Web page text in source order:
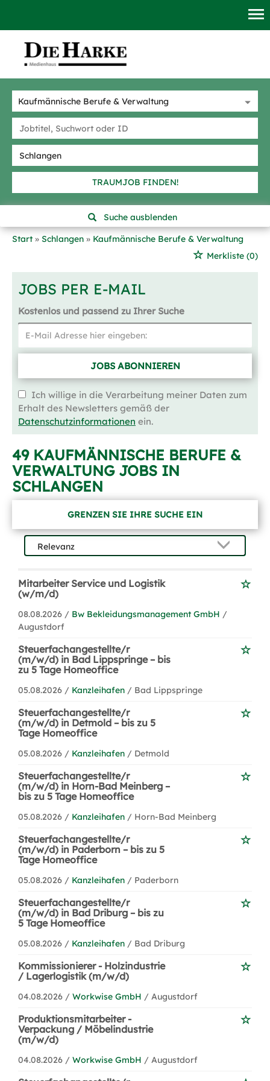
TRAUMJOB FINDEN!
Suche ausblenden
Start
Schlangen
Kaufmännische Berufe & Verwaltung
Merkliste (0)
JOBS PER E-MAIL
Kostenlos und passend zu Ihrer Suche
JOBS ABONNIEREN
Ich willige in die Verarbeitung meiner Daten zum
Erhalt des Newsletters gemäß der
Datenschutzinformationen ein.
49 KAUFMÄNNISCHE BERUFE &
VERWALTUNG JOBS IN
SCHLANGEN
GRENZEN SIE IHRE SUCHE EIN
Mitarbeiter Service und Logistik
(w/m/d)
08.08.2026 / Bw Bekleidungsmanagement GmbH /
Augustdorf
Steuerfachangestellte/r
(m/w/d) in Bad Lippspringe – bis
zu 5 Tage Homeoffice
05.08.2026 / Kanzleihafen / Bad Lippspringe
Steuerfachangestellte/r
(m/w/d) in Detmold – bis zu 5
Tage Homeoffice
05.08.2026 / Kanzleihafen / Detmold
Steuerfachangestellte/r
(m/w/d) in Horn-Bad Meinberg –
bis zu 5 Tage Homeoffice
05.08.2026 / Kanzleihafen / Horn-Bad Meinberg
Steuerfachangestellte/r
(m/w/d) in Paderborn – bis zu 5
Tage Homeoffice
05.08.2026 / Kanzleihafen / Paderborn
Steuerfachangestellte/r
(m/w/d) in Bad Driburg – bis zu
5 Tage Homeoffice
05.08.2026 / Kanzleihafen / Bad Driburg
Kommissionierer - Holzindustrie
/ Lagerlogistik (m/w/d)
04.08.2026 / Workwise GmbH / Augustdorf
Produktionsmitarbeiter -
Verpackung / Möbelindustrie
(m/w/d)
04.08.2026 / Workwise GmbH / Augustdorf